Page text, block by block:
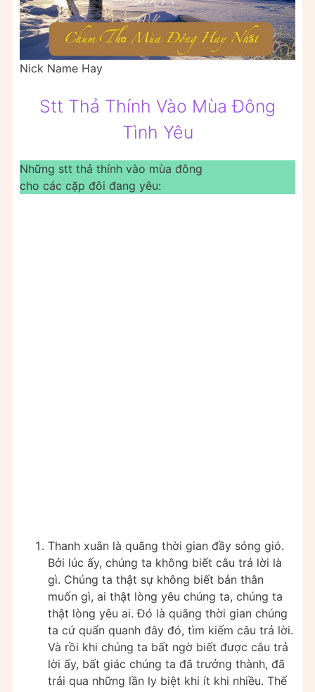
Nick Name Hay
Stt Thả Thính Vào Mùa Đông
Tình Yêu
Những stt thả thính vào mùa đông
cho các cặp đôi đang yêu:
Thanh xuân là quãng thời gian đầy sóng gió.
Bởi lúc ấy, chúng ta không biết câu trả lời là
gì. Chúng ta thật sự không biết bản thân
muốn gì, ai thật lòng yêu chúng ta, chúng ta
thật lòng yêu ai. Đó là quãng thời gian chúng
ta cứ quẩn quanh đây đó, tìm kiếm câu trả lời.
Và rồi khi chúng ta bất ngờ biết được câu trả
lời ấy, bất giác chúng ta đã trưởng thành, đã
trải qua những lần ly biệt khi ít khi nhiều. Thế